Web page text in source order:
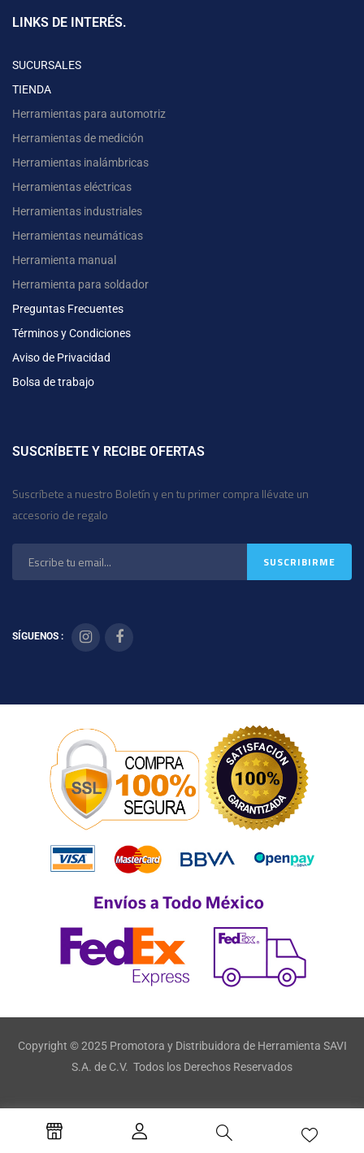
LINKS DE INTERÉS.
SUCURSALES
TIENDA
Herramientas para automotriz
Herramientas de medición
Herramientas inalámbricas
Herramientas eléctricas
Herramientas industriales
Herramientas neumáticas
Herramienta manual
Herramienta para soldador
Preguntas Frecuentes
Términos y Condiciones
Aviso de Privacidad
Bolsa de trabajo
SUSCRÍBETE Y RECIBE OFERTAS
Suscríbete a nuestro Boletín y en tu primer compra llévate un
accesorio de regalo
SÍGUENOS :
Copyright © 2025 Promotora y Distribuidora de Herramienta SAVI
S.A. de C.V. Todos los Derechos Reservados